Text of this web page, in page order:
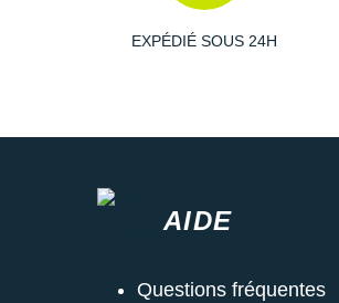
EXPÉDIÉ SOUS 24H
AIDE
Questions fréquentes